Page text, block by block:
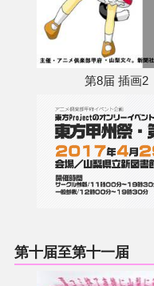
第8届 插画2
第十届至第十一届